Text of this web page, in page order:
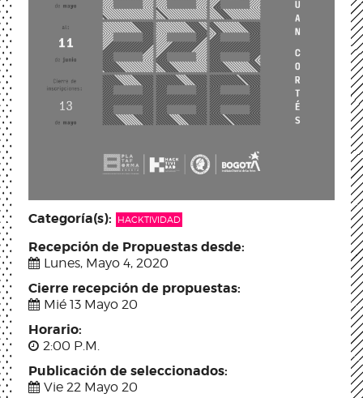
Categoría(s): HACKTIVIDAD
Recepción de Propuestas desde:
Lunes, Mayo 4, 2020
Cierre recepción de propuestas:
Mié 13 Mayo 20
Horario:
2:00 P.M.
Publicación de seleccionados:
Vie 22 Mayo 20